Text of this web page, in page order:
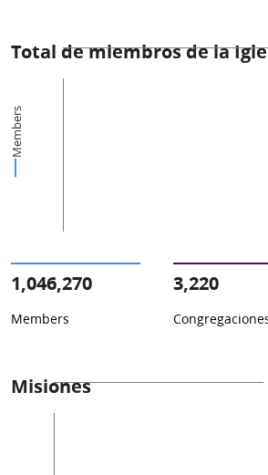
Total de miembros de la
Members
1,046,270
Members
3,220
Misiones